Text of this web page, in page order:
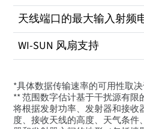
天线端口的最大输入射频
WI-SUN 风扇支持
*具体数据传输速率的可用性取决
** 范围数字估计基于干扰源有
将根据发射功率、发射器和接收
度、接收天线的高度、天气条